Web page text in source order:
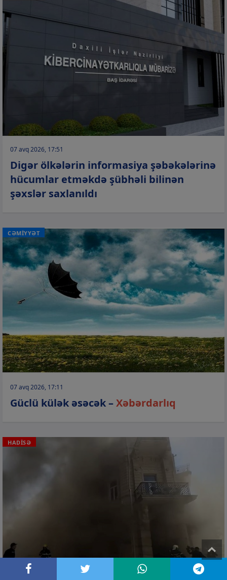
07 avq 2026, 17:51
Digər ölkələrin informasiya şəbəkələrinə
hücumlar etməkdə şübhəli bilinən
şəxslər saxlanıldı
CƏMİYYƏT
07 avq 2026, 17:11
Güclü külək əsəcək –Xəbərdarlıq
HADİSƏ